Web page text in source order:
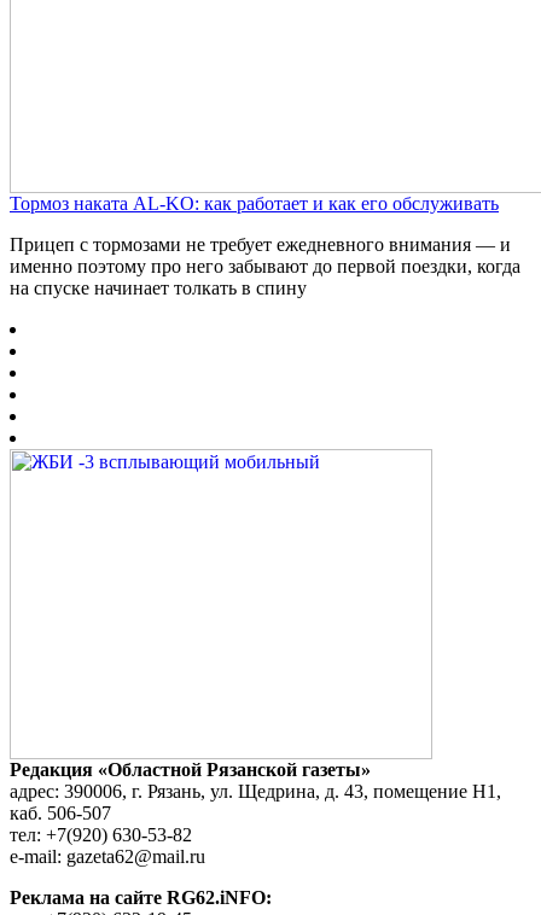
Тормоз наката AL-KO: как работает и как его обслуживать
Прицеп с тормозами не требует ежедневного внимания — и
именно поэтому про него забывают до первой поездки, когда
на спуске начинает толкать в спину
Редакция «Областной Рязанской газеты»
адрес: 390006, г. Рязань, ул. Щедрина, д. 43, помещение Н1,
каб. 506-507
тел: +7(920) 630-53-82
e-mail: gazeta62@mail.ru
Реклама на сайте RG62.iNFO: